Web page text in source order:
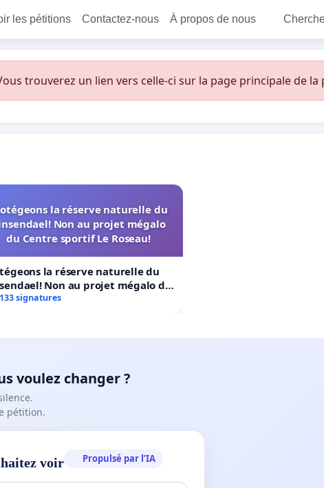
les pétitions Contactez-nous À propos de nous
trouverez un lien vers celle-ci sur la page principale de la
la réserve naturelle du
Non au projet mégalo
du Centre sportif Le Roseau!
la réserve naturelle du
Non au projet mégalo du
sportif Le Roseau!
signatures
voulez changer ?
pétition.
voir Propulsé par l’IA